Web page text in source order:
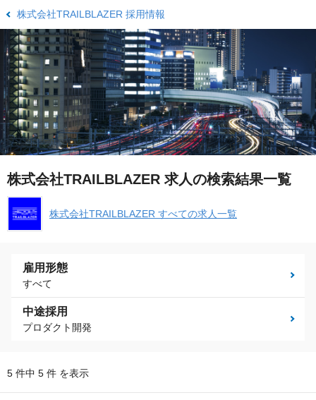
株式会社TRAILBLAZER 採用情報
株式会社TRAILBLAZER 求人の検索結果一覧
株式会社TRAILBLAZER すべての求人一覧
雇用形態
すべて
中途採用
プロダクト開発
5 件中 5 件 を表示